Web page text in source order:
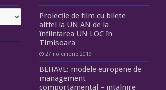
Proiecție de film cu bilete
altfel la UN AN de la
înființarea UN LOC în
Timișoara
27 noiembrie 2019
BEHAVE: modele europene de
management
comportamental – intalnire